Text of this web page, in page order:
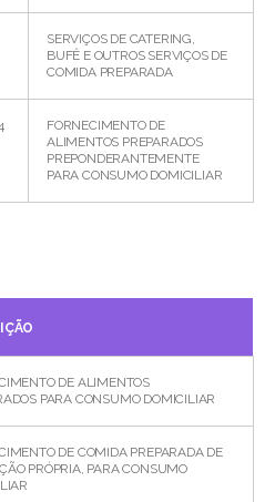
SERVIÇOS DE CATERING,
BUFÊ E OUTROS SERVIÇOS DE
COMIDA PREPARADA
FORNECIMENTO DE
ALIMENTOS PREPARADOS
PREPONDERANTEMENTE
PARA CONSUMO DOMICILIAR
DE ALIMENTOS
PARA CONSUMO DOMICILIAR
DE COMIDA PREPARADA DE
PRÓPRIA, PARA CONSUMO